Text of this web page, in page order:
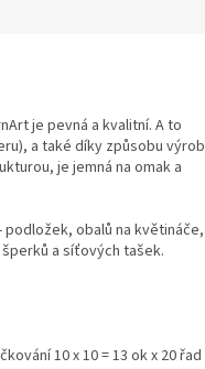
je pevná a kvalitní. A to
a také díky způsobu
je jemná na omak a
obalů na květináče,
a síťových tašek.
10 x 10 = 13 ok x 20 řad